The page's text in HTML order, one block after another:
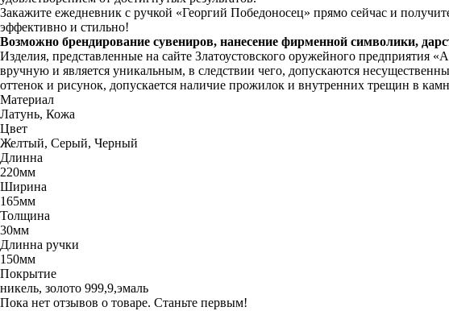
Закажите ежедневник с ручкой «Георгий Победоносец» прямо сейчас и
эффективно и стильно!
Возможно брендирование сувениров, нанесение фирменной символики,
Изделия, представленные на сайте Златоустовского оружейного
вручную и является уникальным, в следствии чего, допускаются
оттенок и рисунок, допускается наличие прожилок и внутренних трещин в
Материал
Латунь, Кожа
Цвет
Желтый, Серый, Черный
Длинна
220мм
Ширина
165мм
Толщина
30мм
Длинна ручки
150мм
Покрытие
никель, золото 999,9,эмаль
Пока нет отзывов о товаре. Станьте первым!